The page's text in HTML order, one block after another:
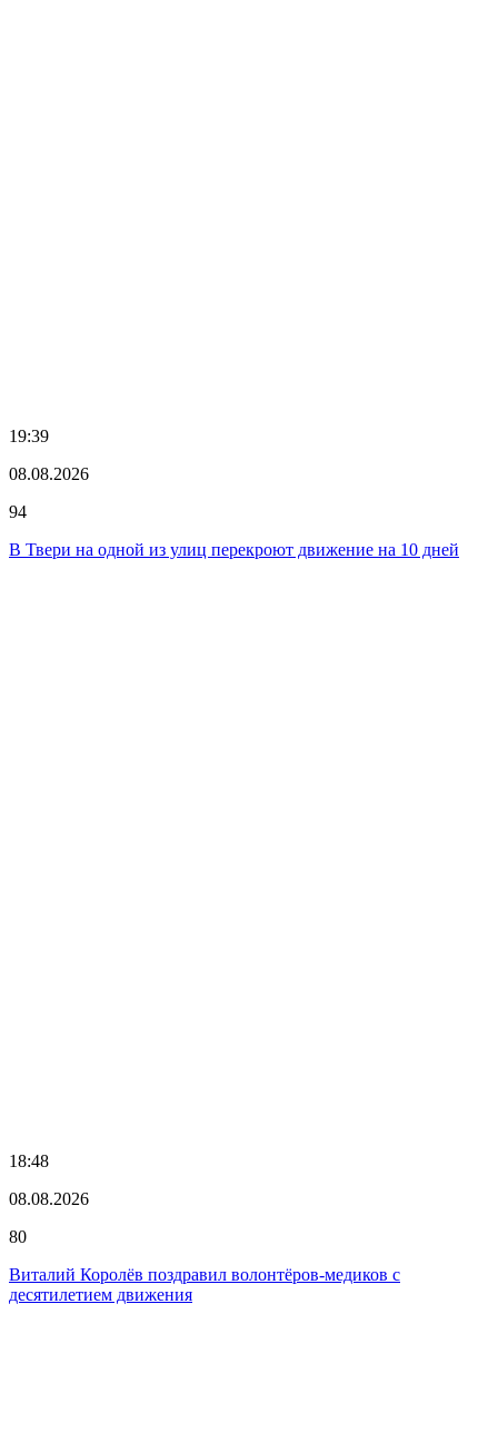
19:39
08.08.2026
94
В Твери на одной из улиц перекроют движение на 10 дней
18:48
08.08.2026
80
Виталий Королёв поздравил волонтёров-медиков с
десятилетием движения